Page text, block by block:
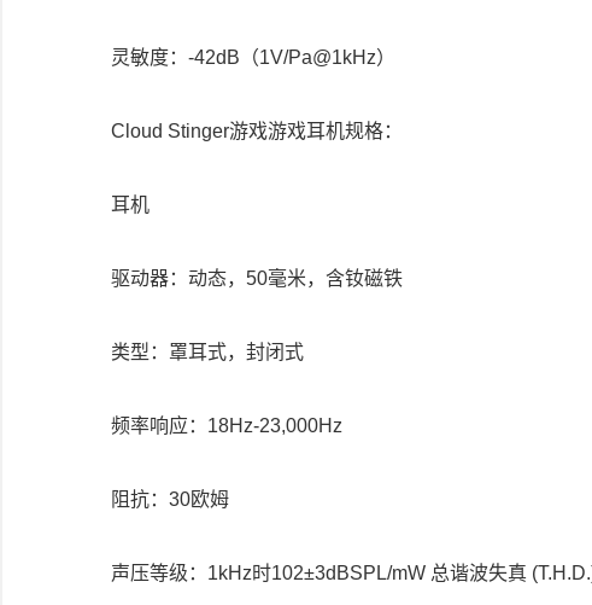
灵敏度：-42dB（1V/Pa@1kHz）
Cloud Stinger游戏游戏耳机规格：
耳机
驱动器：动态，50毫米，含钕磁铁
类型：罩耳式，封闭式
频率响应：18Hz-23,000Hz
阻抗：30欧姆
声压等级：1kHz时102±3dBSPL/mW 总谐波失真